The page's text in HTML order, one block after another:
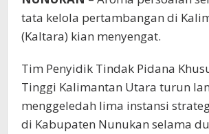
tata kelola pertambangan di
(Kaltara) kian menyengat.
Tim Penyidik Tindak Pidana
Tinggi Kalimantan Utara turun
menggeledah lima instansi
di Kabupaten Nunukan selama